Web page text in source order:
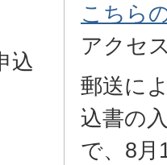
込
こちら
アクセ
郵送に
込書の
で、8月